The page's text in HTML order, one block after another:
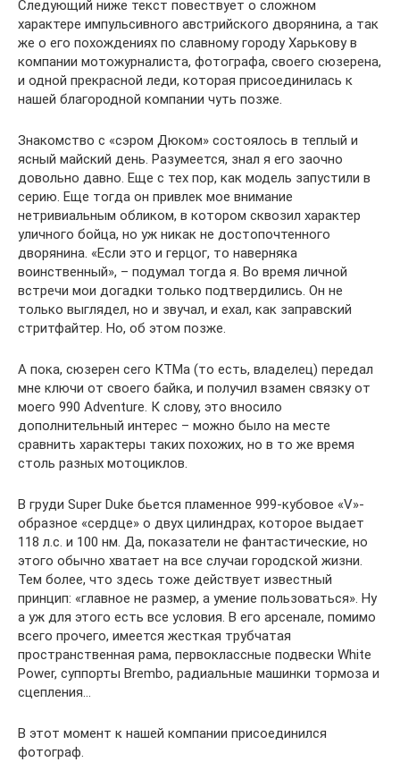
Следующий ниже текст повествует о сложном
характере импульсивного австрийского дворянина, а так
же о его похождениях по славному городу Харькову в
компании мотожурналиста, фотографа, своего сюзерена,
и одной прекрасной леди, которая присоединилась к
нашей благородной компании чуть позже.
Знакомство с «сэром Дюком» состоялось в теплый и
ясный майский день. Разумеется, знал я его заочно
довольно давно. Еще с тех пор, как модель запустили в
серию. Еще тогда он привлек мое внимание
нетривиальным обликом, в котором сквозил характер
уличного бойца, но уж никак не достопочтенного
дворянина. «Если это и герцог, то наверняка
воинственный», – подумал тогда я. Во время личной
встречи мои догадки только подтвердились. Он не
только выглядел, но и звучал, и ехал, как заправский
стритфайтер. Но, об этом позже.
А пока, сюзерен сего КТМа (то есть, владелец) передал
мне ключи от своего байка, и получил взамен связку от
моего 990 Adventure. К слову, это вносило
дополнительный интерес – можно было на месте
сравнить характеры таких похожих, но в то же время
столь разных мотоциклов.
В груди Super Duke бьется пламенное 999-кубовое «V»-
образное «сердце» о двух цилиндрах, которое выдает
118 л.с. и 100 нм. Да, показатели не фантастические, но
этого обычно хватает на все случаи городской жизни.
Тем более, что здесь тоже действует известный
принцип: «главное не размер, а умение пользоваться». Ну
а уж для этого есть все условия. В его арсенале, помимо
всего прочего, имеется жесткая трубчатая
пространственная рама, первоклассные подвески White
Power, суппорты Brembo, радиальные машинки тормоза и
сцепления…
В этот момент к нашей компании присоединился
фотограф.